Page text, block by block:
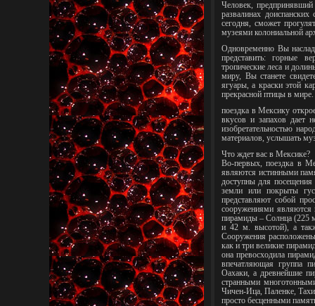
Человек,
развалинах
сегодня, сможет
музеями колониальной
Одновременно Вы
представить: горные
тропические леса и
миру, Вы станете
ягуары, а краски этой
прекрасной птицы в мире.
поездка в Мексику
вкусов и запахов дает
изобретательностью
материалов, услышать
Что ждет вас в Мексике?
Во-первых, поездка в
являются истинными
доступны для
земли или покрыты
представляют собой
сооружениями являются
пирамиды – Солнца (225
и 42 м. высотой), а
Сооружения
как и три великие
она превосходила
впечатляющая группа
Оахаки, а древнейшие
странными
Чичен-Ица, Паленке,
просто бесценными